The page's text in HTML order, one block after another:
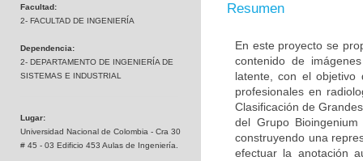
Facultad:
2- FACULTAD DE INGENIERÍA
Dependencia:
2- DEPARTAMENTO DE INGENIERÍA DE
SISTEMAS E INDUSTRIAL
Lugar:
Universidad Nacional de Colombia - Cra 30
# 45 - 03 Edificio 453 Aulas de Ingeniería.
Resumen
En este proyecto se
contenido de
latente, con el objetivo
profesionales en
Clasificación de
del Grupo
construyendo una
efectuar la anotación